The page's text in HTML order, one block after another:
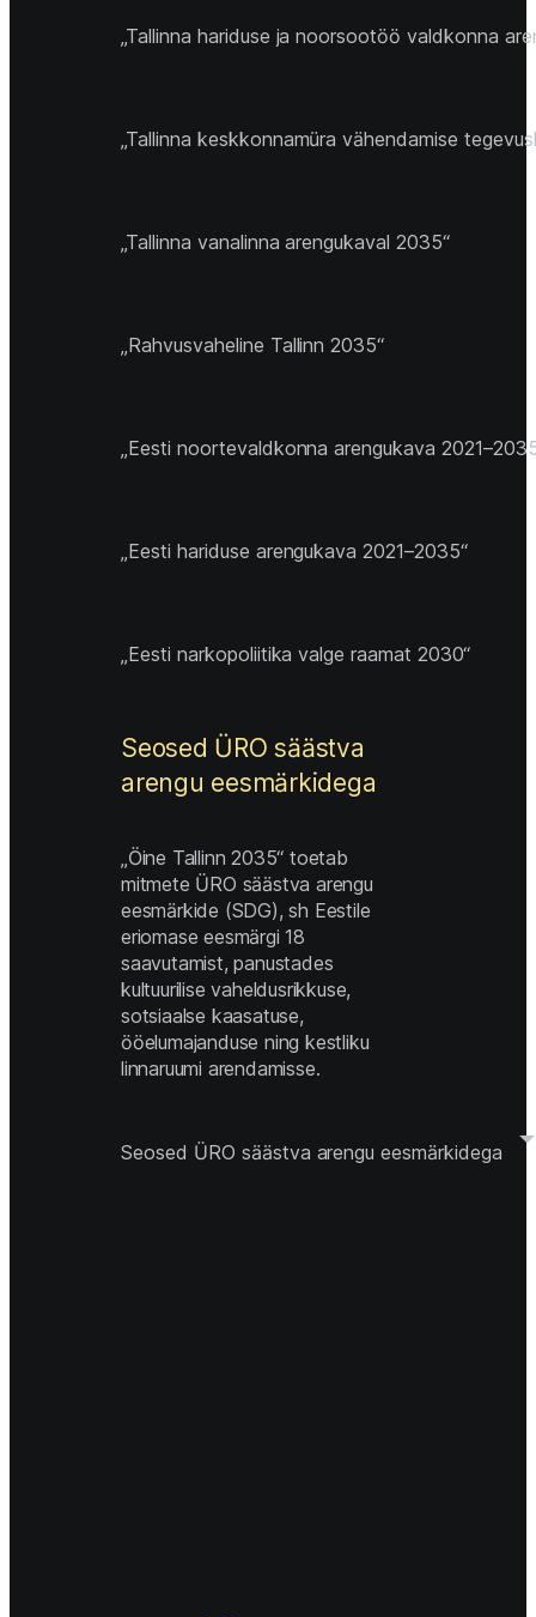
„Tallinna hariduse ja noorsootöö valdkonna
„Tallinna keskkonnamüra vähendamise
„Tallinna vanalinna arengukaval 2035“
„Rahvusvaheline Tallinn 2035“
„Eesti noortevaldkonna arengukava
„Eesti hariduse arengukava 2021–2035“
„Eesti narkopoliitika valge raamat 2030“
Seosed ÜRO säästva
arengu eesmärkidega
„Öine Tallinn 2035“ toetab
mitmete ÜRO säästva arengu
eesmärkide (SDG), sh Eestile
eriomase eesmärgi 18
saavutamist, panustades
kultuurilise vaheldusrikkuse,
sotsiaalse kaasatuse,
ööelumajanduse ning kestliku
linnaruumi arendamisse.
Seosed ÜRO säästva arengu eesmärkidega